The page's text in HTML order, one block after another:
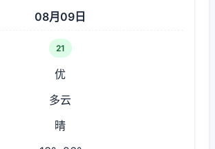
08月09日
21
优
多云
晴